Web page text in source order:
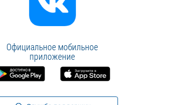
Официальное мобильное
приложение